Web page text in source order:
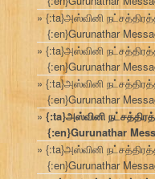
{:ta}அஸ்வினி
{:en}Gurunathar
{:ta}அஸ்வினி
{:en}Gurunathar
{:ta}அஸ்வினி
{:en}Gurunathar
{:ta}அஸ்வினி
{:en}Gurunathar
{:ta}அஸ்வினி
{:en}Gurunathar